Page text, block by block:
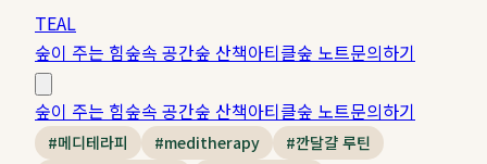
TEAL
숲이 주는 힘숲속 공간숲 산책아티클숲 노트문의하기
숲이 주는 힘숲속 공간숲 산책아티클숲 노트문의하기
#메디테라피 #meditherapy #깐달걀 루틴